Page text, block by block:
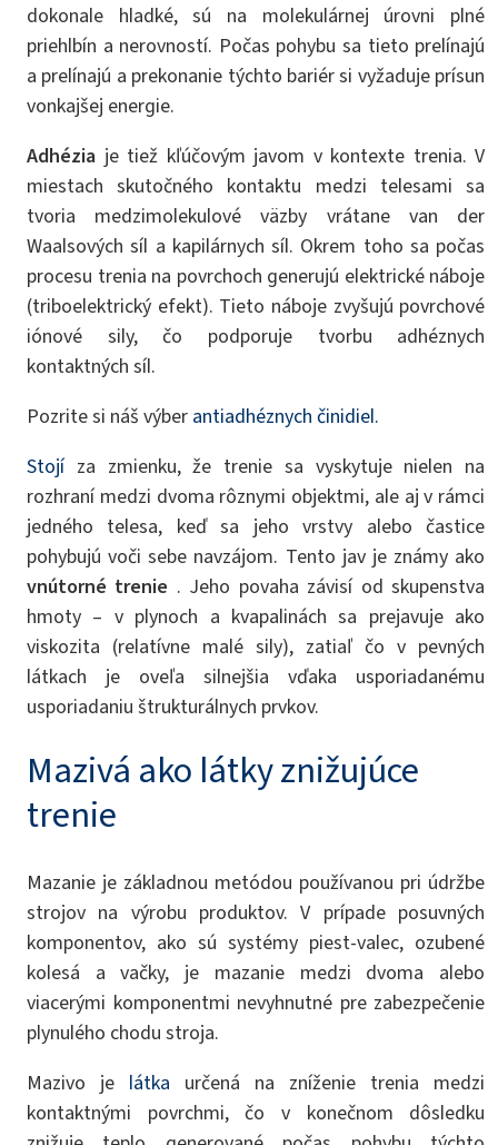
dokonale hladké, sú na molekulárnej úrovni plné
priehlbín a nerovností. Počas pohybu sa tieto prelínajú
a prelínajú a prekonanie týchto bariér si vyžaduje prísun
vonkajšej energie.
Adhézia je tiež kľúčovým javom v kontexte trenia. V
miestach skutočného kontaktu medzi telesami sa
tvoria medzimolekulové väzby vrátane van der
Waalsových síl a kapilárnych síl. Okrem toho sa počas
procesu trenia na povrchoch generujú elektrické náboje
(triboelektrický efekt). Tieto náboje zvyšujú povrchové
iónové sily, čo podporuje tvorbu adhéznych
kontaktných síl.
Pozrite si náš výber antiadhéznych činidiel.
Stojíza zmienku, že trenie sa vyskytuje nielen na
rozhraní medzi dvoma rôznymi objektmi, ale aj v rámci
jedného telesa, keď sa jeho vrstvy alebo častice
pohybujú voči sebe navzájom. Tento jav je známy ako
vnútorné trenie . Jeho povaha závisí od skupenstva
hmoty – v plynoch a kvapalinách sa prejavuje ako
viskozita (relatívne malé sily), zatiaľ čo v pevných
látkach je oveľa silnejšia vďaka usporiadanému
usporiadaniu štrukturálnych prvkov.
Mazivá ako látky znižujúce
trenie
Mazanie je základnou metódou používanou pri údržbe
strojov na výrobu produktov. V prípade posuvných
komponentov, ako sú systémy piest-valec, ozubené
kolesá a vačky, je mazanie medzi dvoma alebo
viacerými komponentmi nevyhnutné pre zabezpečenie
plynulého chodu stroja.
Mazivo je látka určená na zníženie trenia medzi
kontaktnými povrchmi, čo v konečnom dôsledku